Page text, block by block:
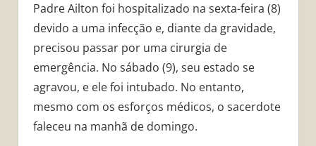
Padre Ailton foi hospitalizado na sexta-feira (8)
devido a uma infecção e, diante da gravidade,
precisou passar por uma cirurgia de
emergência. No sábado (9), seu estado se
agravou, e ele foi intubado. No entanto,
mesmo com os esforços médicos, o sacerdote
faleceu na manhã de domingo.